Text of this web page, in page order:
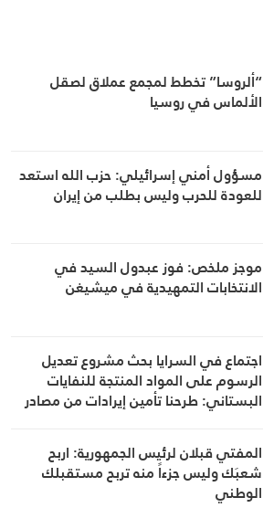
“ألروسا” تخطط لمجمع عملاق لصقل
الألماس في روسيا
مسؤول أمني إسرائيلي: حزب الله استعد
للعودة للحرب وليس بطلب من إيران
موجز ملخص: فوز عبدول السيد في
الانتخابات التمهيدية في ميشيغن
اجتماع في السرايا بحث مشروع تعديل
الرسوم على المواد المنتجة للنفايات
البستاني: طرحنا تأمين إيرادات من مصادر
المفتي قبلان لرئيس الجمهورية: اربح
شعبَك وليس جزءاً منه تربح مستقبلك
الوطني